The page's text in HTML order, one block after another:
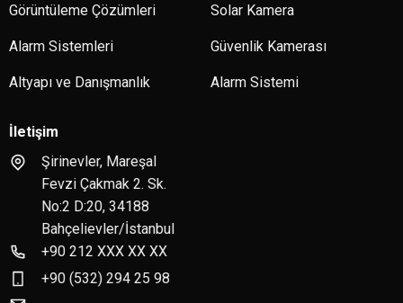
Görüntüleme Çözümleri
Alarm Sistemleri
Altyapı ve Danışmanlık
Solar Kamera
Güvenlik Kamerası
Alarm Sistemi
İletişim
Şirinevler, Mareşal
Fevzi Çakmak 2. Sk.
No:2 D:20, 34188
Bahçelievler/İstanbul
+90 212 XXX XX XX
+90 (532) 294 25 98